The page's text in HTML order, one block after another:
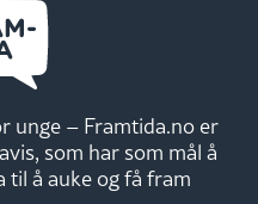
unge – Framtida.no er
som har som mål å
å auke og få fram